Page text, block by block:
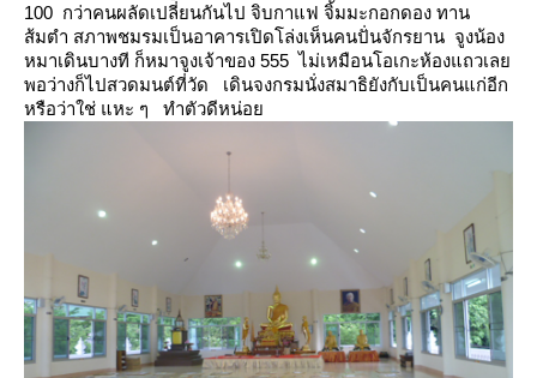
100 กว่าคนผลัดเปลี่ยนกันไป จิบกาแฟ จิ้มมะกอกดอง ทาน
ส้มตำ สภาพชมรมเป็นอาคารเปิดโล่งเห็นคนปั่นจักรยาน จูงน้อง
หมาเดินบางที ก็หมาจูงเจ้าของ 555 ไม่เหมือนโอเกะห้องแถวเล
พอว่างก็ไปสวดมนต์ที่วัด
เดินจงกรมนั่งสมาธิยังกับเป็นคนแก่อีก
หรือว่าใช่ แหะ ๆ ทำตัวดีหน่อ